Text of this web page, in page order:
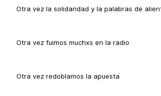
Otra vez la solidaridad y la palabras de
Otra vez fuimos muchxs en la radio
Otra vez redoblamos la apuesta